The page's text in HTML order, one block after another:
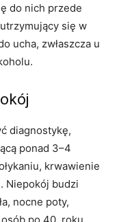
do nich przede
się w
ucha, zwłaszcza u
diagnostykę,
ponad 3–4
krwawienie
Niepokój budzi
nocne poty,